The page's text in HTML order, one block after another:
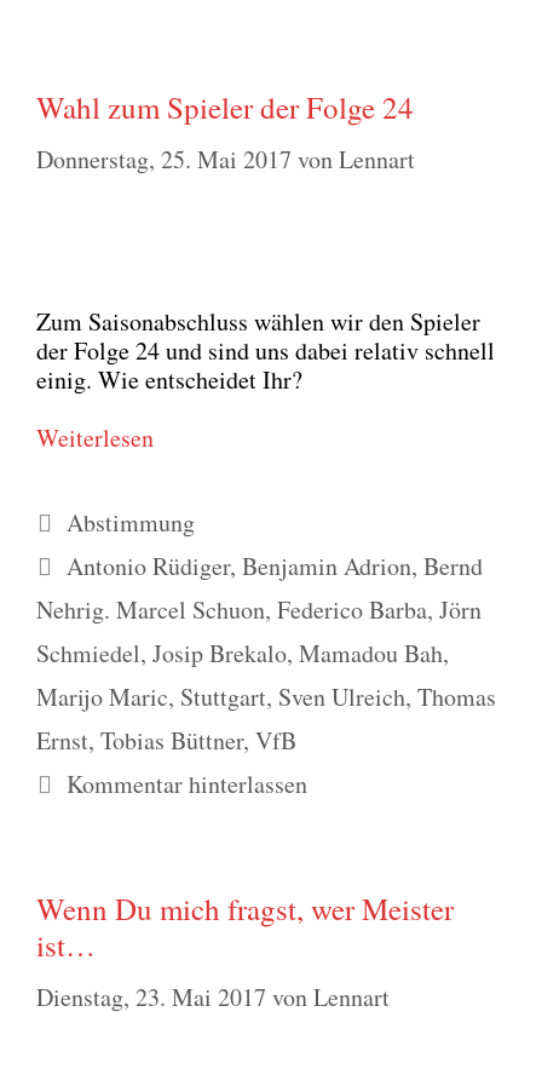
Wahl zum Spieler der Folge 24
Donnerstag, 25. Mai 2017 vonLennart
Zum Sai­son­ab­schluss wäh­len wir den Spie­ler
der Fol­ge 24 und sind uns dabei rela­tiv schnell
einig. Wie ent­schei­det Ihr?
Wei­ter­le­sen
Kategorien
Abstimmung
Schlagwörter
Antonio Rüdiger, Benjamin Adrion, Bernd
Nehrig. Marcel Schuon, Federico Barba, Jörn
Schmiedel, Josip Brekalo, Mamadou Bah,
Marijo Maric, Stuttgart, Sven Ulreich, Thomas
Ernst, Tobias Büttner, VfB
Kommentar hinterlassen
Wenn Du mich fragst, wer Meister
ist…
Dienstag, 23. Mai 2017 vonLennart